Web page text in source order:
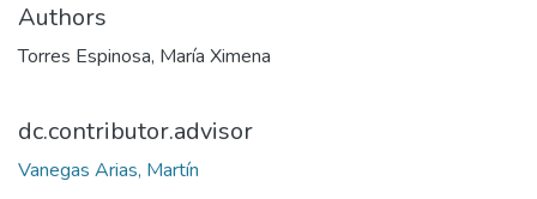
Authors
Torres Espinosa, María Ximena
dc.contributor.advisor
Vanegas Arias, Martín